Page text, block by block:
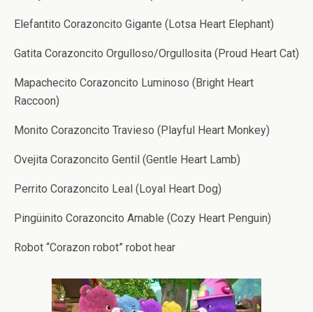
Elefantito Corazoncito Gigante (Lotsa Heart Elephant)
Gatita Corazoncito Orgulloso/Orgullosita (Proud Heart Cat)
Mapachecito Corazoncito Luminoso (Bright Heart
Raccoon)
Monito Corazoncito Travieso (Playful Heart Monkey)
Ovejita Corazoncito Gentil (Gentle Heart Lamb)
Perrito Corazoncito Leal (Loyal Heart Dog)
Pingüinito Corazoncito Amable (Cozy Heart Penguin)
Robot “Corazon robot” robot hear